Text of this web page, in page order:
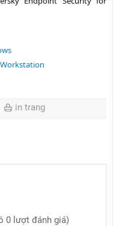
in trang
0 lượt đánh giá)